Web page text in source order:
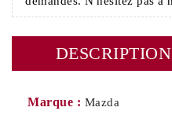
Marque : Mazda